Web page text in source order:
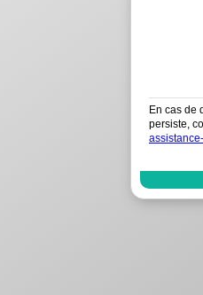
En cas de
persiste,